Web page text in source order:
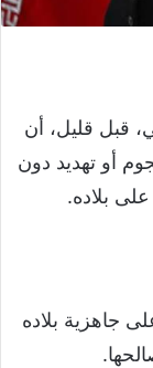
قبل قليل، أن
أو تهديد دون
بلاده.
جاهزية بلاده